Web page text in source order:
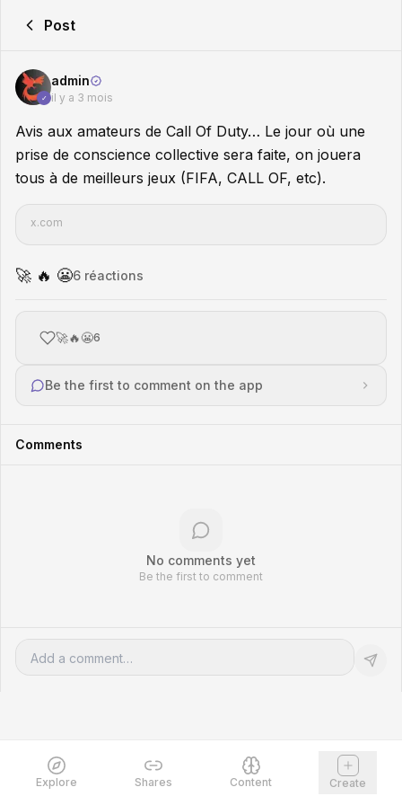
Post
✓
admin
il y a 3 mois
Avis aux amateurs de Call Of Duty… Le jour où une
prise de conscience collective sera faite, on jouera
tous à de meilleurs jeux (FIFA, CALL OF, etc).
x.com
🚀 🔥 😬6 réactions
🚀🔥😬6
Be the first to comment on the app
Comments
No comments yet
Be the first to comment
Explore Shares Content Create